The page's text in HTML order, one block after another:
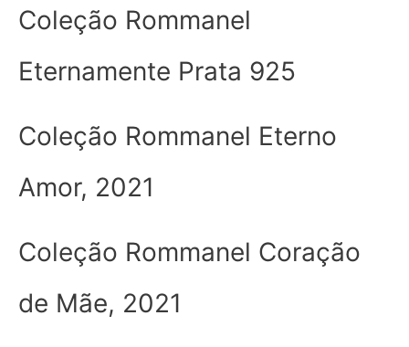
Coleção Rommanel
Eternamente Prata 925
Coleção Rommanel Eterno
Amor, 2021
Coleção Rommanel Coração
de Mãe, 2021